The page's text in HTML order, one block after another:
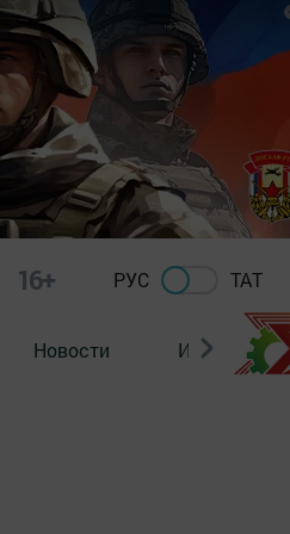
16+ РУС ТАТ
Новости Из зала суда